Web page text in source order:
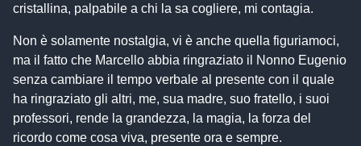
cristallina, palpabile a chi la sa cogliere, mi contagia.
Non è solamente nostalgia, vi è anche quella figuriamoci,
ma il fatto che Marcello abbia ringraziato il Nonno Eugenio
senza cambiare il tempo verbale al presente con il quale
ha ringraziato gli altri, me, sua madre, suo fratello, i suoi
professori, rende la grandezza, la magia, la forza del
ricordo come cosa viva, presente ora e sempre.